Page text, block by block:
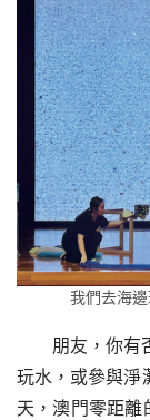
我們去海
朋友，你有
玩水，或參與淨
天，澳門零距離